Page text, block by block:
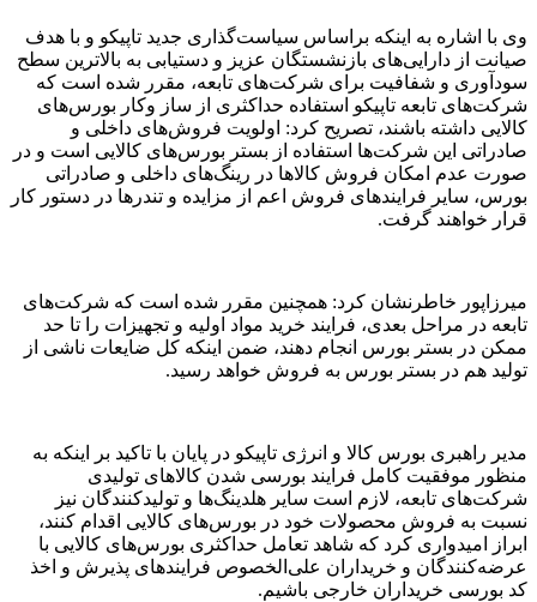
وی با اشاره به اینکه براساس سیاست‌گذاری جدید تاپیکو و با هدف
صیانت از دارایی‌های بازنشستگان عزیز و دستیابی به بالاترین سطح
سودآوری و شفافیت برای شرکت‌های تابعه، مقرر شده است که
شرکت‌های تابعه تاپیکو استفاده حداکثری از ساز وکار بورس‌های
کالایی داشته باشند، تصریح کرد: اولویت فروش‌های داخلی و
صادراتی این شرکت‌ها استفاده از بستر بورس‌های کالایی است و در
صورت عدم امکان فروش کالاها در رینگ‌های داخلی و صادراتی
بورس، سایر فرایندهای فروش اعم از مزایده و تندرها در دستور کار
قرار خواهند گرفت.
میرزاپور خاطرنشان کرد: همچنین مقرر شده است که شرکت‌های
تابعه در مراحل بعدی، فرایند خرید مواد اولیه و تجهیزات را تا حد
ممکن در بستر بورس انجام دهند، ضمن اینکه کل ضایعات ناشی از
تولید هم در بستر بورس به فروش خواهد رسید.
مدیر راهبری بورس کالا و انرژی تاپیکو در پایان با تاکید بر اینکه به
منظور موفقیت کامل فرایند بورسی شدن کالاهای تولیدی
شرکت‌های تابعه، لازم است سایر هلدینگ‌ها و تولیدکنندگان نیز
نسبت به فروش محصولات خود در بورس‌های کالایی اقدام کنند،
ابراز امیدواری کرد که شاهد تعامل حداکثری بورس‌های کالایی با
عرضه‌کنندگان و خریداران علی‌الخصوص فرایندهای پذیرش و اخذ
کد بورسی خریداران خارجی باشیم.